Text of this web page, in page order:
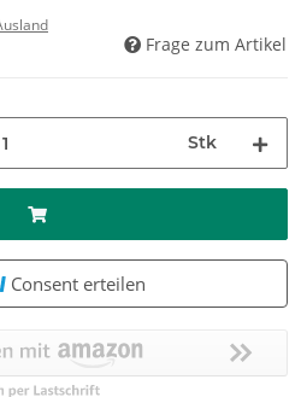
Frage zum Artikel
Stk
Consent erteilen